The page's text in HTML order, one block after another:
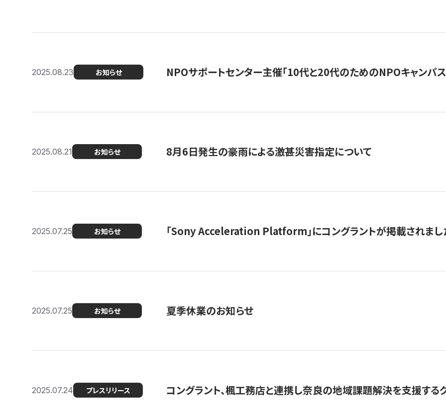
2025.08.23 お知らせ NPOサポートセンター主催「10代と20代のためのNPOキャンパ
2025.08.21 お知らせ 8月6日発生の豪雨による激甚災害指定について
2025.07.25 お知らせ 「Sony Acceleration Platform」にコングラントが掲載されまし
2025.07.25 お知らせ 夏季休業のお知らせ
2025.07.24 プレスリリース コングラント、楓工務店と連携し奈良の地域課題解決を支援する